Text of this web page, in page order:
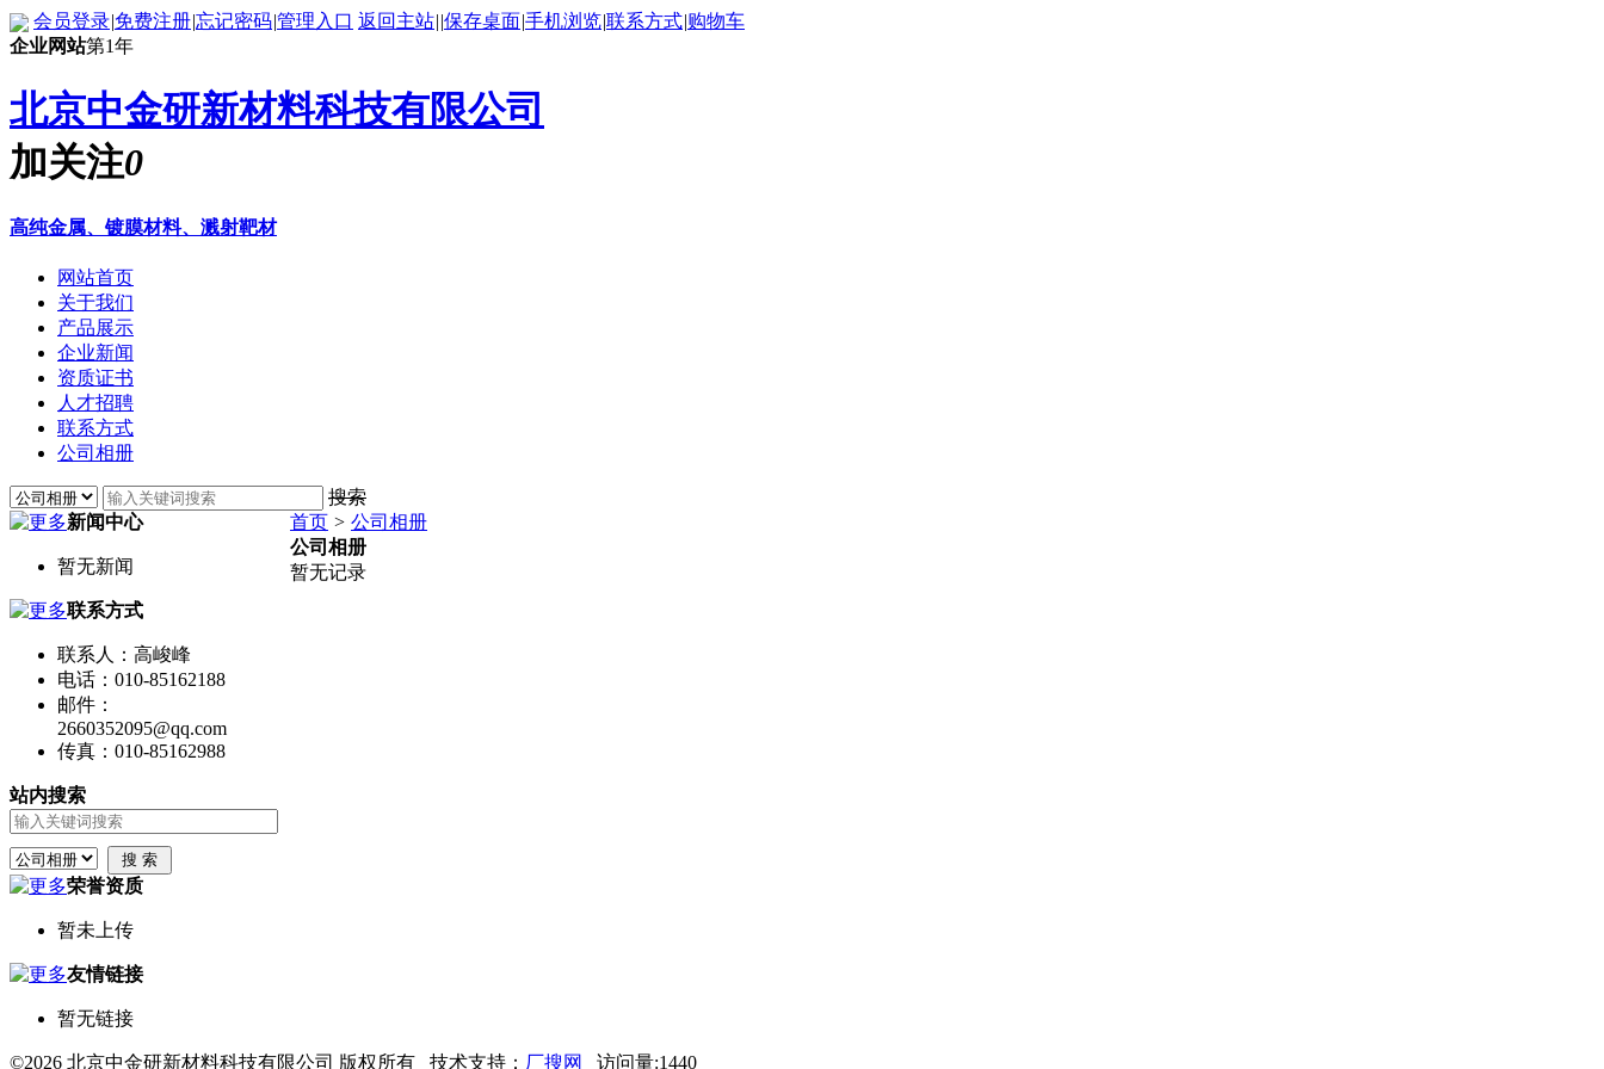
会员登录|免费注册|忘记密码|管理入口 返回主站||保存桌面|手机浏览|联系方式|购物车
企业网站第1年
北京中金研新材料科技有限公司
加关注0
高纯金属、镀膜材料、溅射靶材
网站首页
关于我们
产品展示
企业新闻
资质证书
人才招聘
联系方式
公司相册
搜索
新闻中心
暂无新闻
联系方式
联系人：高峻峰
电话：010-85162188
邮件：
2660352095@qq.com
传真：010-85162988
站内搜索
荣誉资质
暂未上传
友情链接
暂无链接
首页 > 公司相册
公司相册
暂无记录
©2026 北京中金研新材料科技有限公司 版权所有 技术支持： 厂搜网 访问量:1440